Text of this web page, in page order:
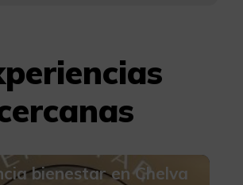
bienestar en Chelva